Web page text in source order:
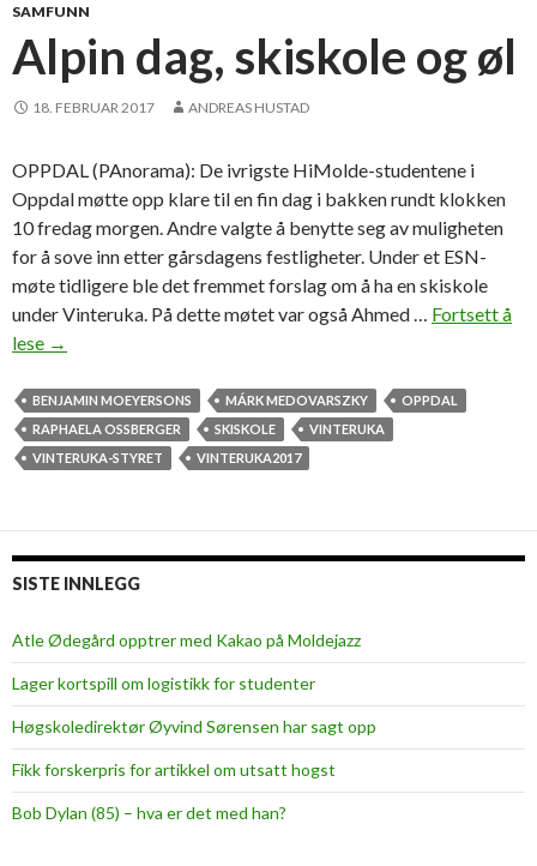
e
l
l
SAMFUNN
Alpin dag, skiskole og øl
18. FEBRUAR 2017 ANDREAS HUSTAD
OPPDAL (PAnorama): De ivrigste HiMolde-studentene i
Oppdal møtte opp klare til en fin dag i bakken rundt klokken
10 fredag morgen. Andre valgte å benytte seg av muligheten
for å sove inn etter gårsdagens festligheter. Under et ESN-
møte tidligere ble det fremmet forslag om å ha en skiskole
under Vinteruka. På dette møtet var også Ahmed … Fortsett å
lese A
p
i
n
,
k
i
s
k
o
l
e
→
BENJAMIN MOEYERSONS MÁRK MEDOVARSZKY
OPPDAL
RAPHAELA OSSBERGER
SKISKOLE
VINTERUKA
VINTERUKA-STYRET
VINTERUKA2017
SISTE INNLEGG
Atle Ødegård opptrer med Kakao på Moldejazz
Lager kortspill om logistikk for studenter
Høgskoledirektør Øyvind Sørensen har sagt opp
Fikk forskerpris for artikkel om utsatt hogst
Bob Dylan (85) – hva er det med han?